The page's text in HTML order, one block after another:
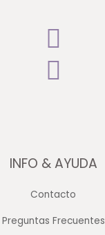
INFO & AYUDA
Contacto
Preguntas Frecuentes